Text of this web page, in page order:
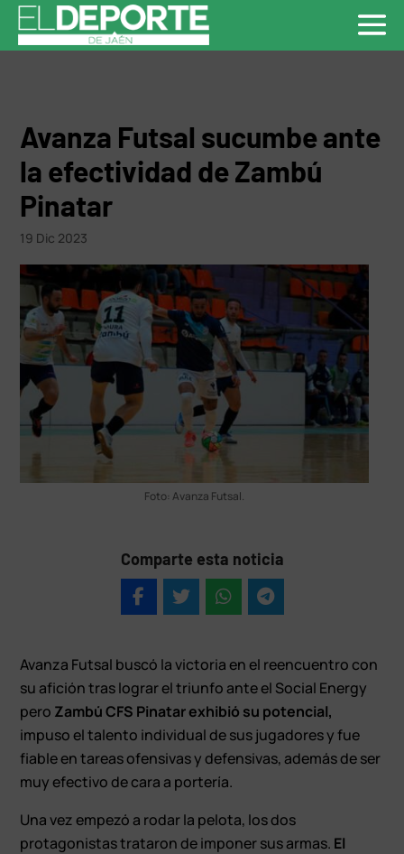
Avanza Futsal sucumbe ante
la efectividad de Zambú
Pinatar
19 Dic 2023
Foto: Avanza Futsal.
Comparte esta noticia
Avanza Futsal buscó la victoria en el reencuentro con
su afición tras lograr el triunfo ante el Social Energy
pero Zambú CFS Pinatar exhibió su potencial,
impuso el talento individual de sus jugadores y fue
fiable en tareas ofensivas y defensivas, además de ser
muy efectivo de cara a portería.
Una vez empezó a rodar la pelota, los dos
protagonistas trataron de imponer sus armas. El